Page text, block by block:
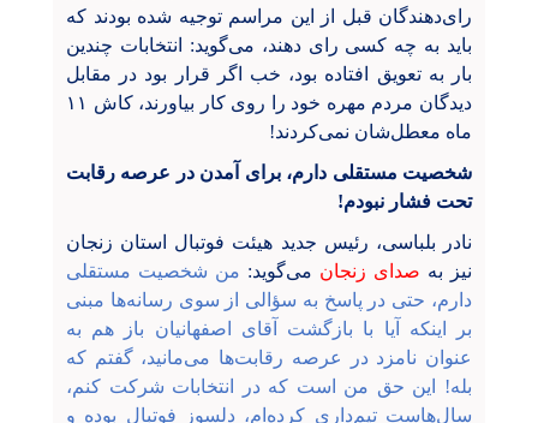
رای‌دهندگان قبل از این مراسم توجیه شده بودند که
باید به چه کسی رای دهند، می‌گوید: انتخابات چندین
بار به تعویق افتاده بود، خب اگر قرار بود در مقابل
دیدگان مردم مهره‌ خود را روی کار بیاورند، کاش ۱۱
ماه معطل‌شان نمی‌کردند!
شخصیت مستقلی دارم، برای آمدن در عرصه رقابت
تحت فشار نبودم!
نادر بلباسی، رئیس جدید هیئت فوتبال استان زنجان
نیز به صدای زنجان می‌گوید: من شخصیت مستقلی
دارم، حتی در پاسخ به سؤالی از سوی رسانه‌ها مبنی
بر اینکه آیا با بازگشت آقای اصفهانیان باز هم به
عنوان نامزد در عرصه رقابت‌ها می‌مانید، گفتم که
بله! این حق من است که در انتخابات شرکت کنم،
سال‌هاست تیم‌داری کرده‌ام، دلسوز فوتبال بوده و